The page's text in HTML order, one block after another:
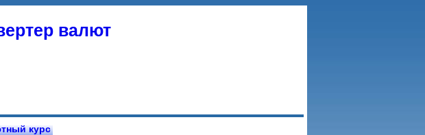
валют
курс